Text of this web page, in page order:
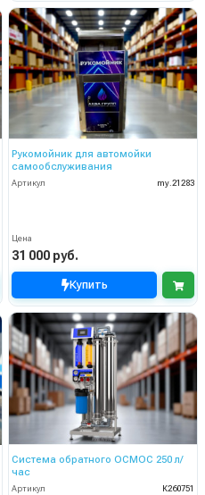
Рукомойник для автомойки
самообслуживания
Артикул my.21283
Цена
31 000 руб.
Купить
Система обратного ОСМОС 250 л/
час
Артикул
К260751